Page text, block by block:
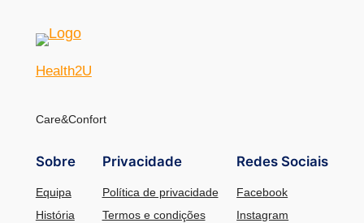
Health2U
Care&Confort
Sobre
Equipa
História
Privacidade
Política de privacidade
Termos e condições
Redes Sociais
Facebook
Instagram